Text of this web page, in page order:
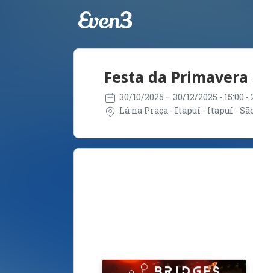
Festa da
30/10/2025 – 30/12/2025 - 15:00 -
Lá na Praça - Itapuí - Itapuí -